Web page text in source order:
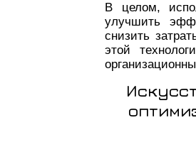
В целом,
улучшить
снизить
этой